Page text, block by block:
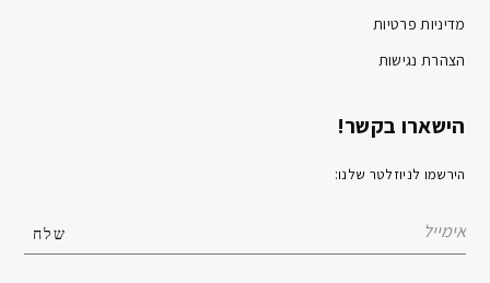
מדיניות פרטיות
הצהרת נגישות
הישארו בקשר!
הירשמו לניוזלטר שלנו: